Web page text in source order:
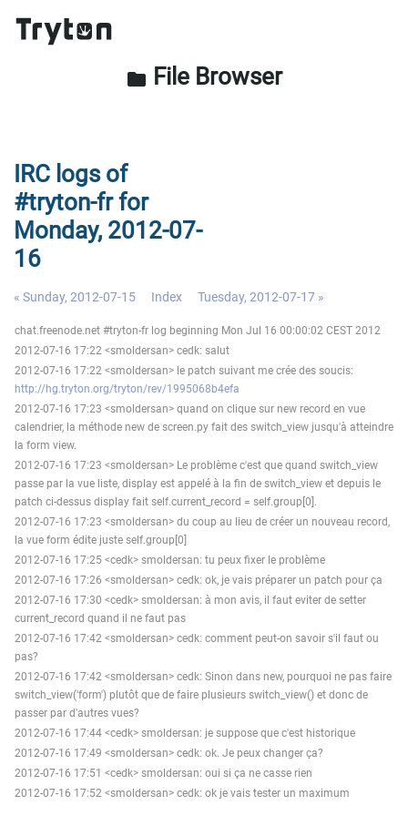
folder File Browser
IRC logs of
#tryton-fr for
Monday, 2012-07-
16
« Sunday, 2012-07-15 Index Tuesday, 2012-07-17 »
chat.freenode.net #tryton-fr log beginning Mon Jul 16 00:00:02 CEST 2012
2012-07-16 17:22 <smoldersan> cedk: salut
2012-07-16 17:22 <smoldersan> le patch suivant me crée des soucis:
http://hg.tryton.org/tryton/rev/1995068b4efa
2012-07-16 17:23 <smoldersan> quand on clique sur new record en vue
calendrier, la méthode new de screen.py fait des switch_view jusqu'à atteindre
la form view.
2012-07-16 17:23 <smoldersan> Le problème c'est que quand switch_view
passe par la vue liste, display est appelé à la fin de switch_view et depuis le
patch ci-dessus display fait self.current_record = self.group[0].
2012-07-16 17:23 <smoldersan> du coup au lieu de créer un nouveau record,
la vue form édite juste self.group[0]
2012-07-16 17:25 <cedk> smoldersan: tu peux fixer le problème
2012-07-16 17:26 <smoldersan> cedk: ok, je vais préparer un patch pour ça
2012-07-16 17:30 <cedk> smoldersan: à mon avis, il faut eviter de setter
current_record quand il ne faut pas
2012-07-16 17:42 <smoldersan> cedk: comment peut-on savoir s'il faut ou
pas?
2012-07-16 17:42 <smoldersan> cedk: Sinon dans new, pourquoi ne pas faire
switch_view('form') plutôt que de faire plusieurs switch_view() et donc de
passer par d'autres vues?
2012-07-16 17:44 <cedk> smoldersan: je suppose que c'est historique
2012-07-16 17:49 <smoldersan> cedk: ok. Je peux changer ça?
2012-07-16 17:51 <cedk> smoldersan: oui si ça ne casse rien
2012-07-16 17:52 <smoldersan> cedk: ok je vais tester un maximum